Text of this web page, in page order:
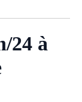
24 à